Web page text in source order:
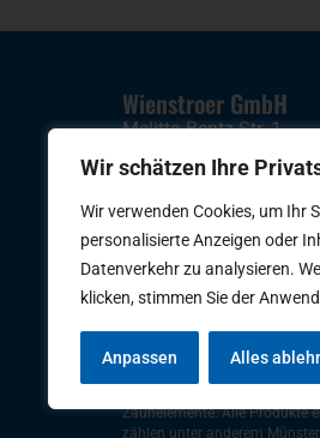
Wir schätzen Ihre
Wir verwenden Cookies, um Ihr
personalisierte Anzeigen oder
Datenverkehr zu analysieren.
klicken, stimmen Sie der
Anpassen Alles
Wienstroer GmbH
Melitta-Bentz-Str. 1
48291 Telgte
info@wienstroer.com
02504 – 89 76
Wienstroer steht für
Fahrradgaragen und
Zaunelemente. Alle Produkte
zählen unter anderem